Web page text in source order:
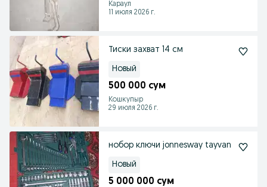
Караул
11 июля 2026 г.
Тиски захват 14 см
Новый
500 000 сум
Кошкупыр
29 июля 2026 г.
нобор ключи jonnesway tayvan
Новый
5 000 000 сум